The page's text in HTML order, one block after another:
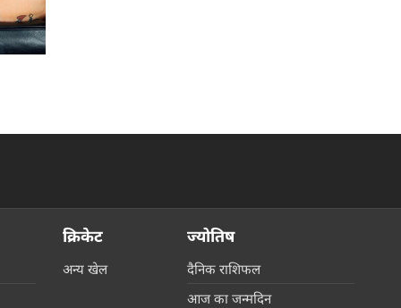
क्रिकेट
अन्य खेल
ज्योतिष
दैनिक राशिफल
आज का जन्मदिन